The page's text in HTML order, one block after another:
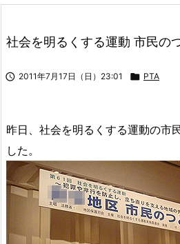
社会を明るくする運動 市民の
 2011年7月17日（日）23:01  PTA
昨日、社会を明るくする運動の市
した。